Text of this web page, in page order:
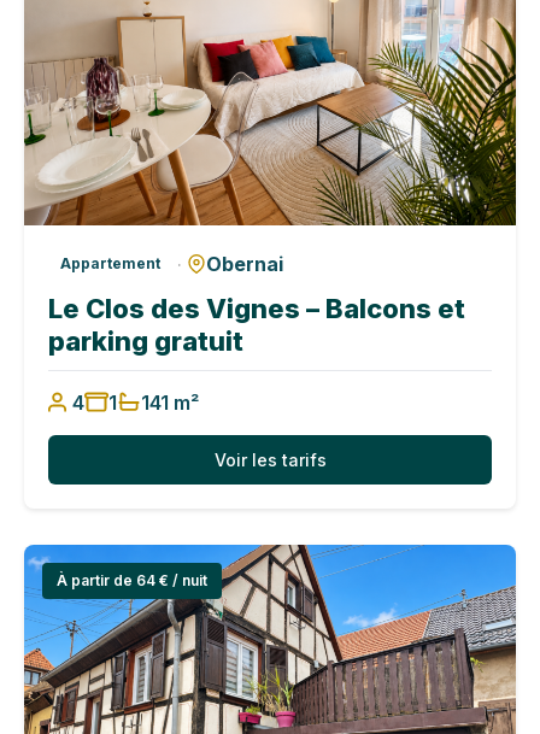
Appartement · Obernai
Le Clos des Vignes – Balcons et
parking gratuit
4 1 141 m²
Voir les tarifs
À partir de 64 € / nuit